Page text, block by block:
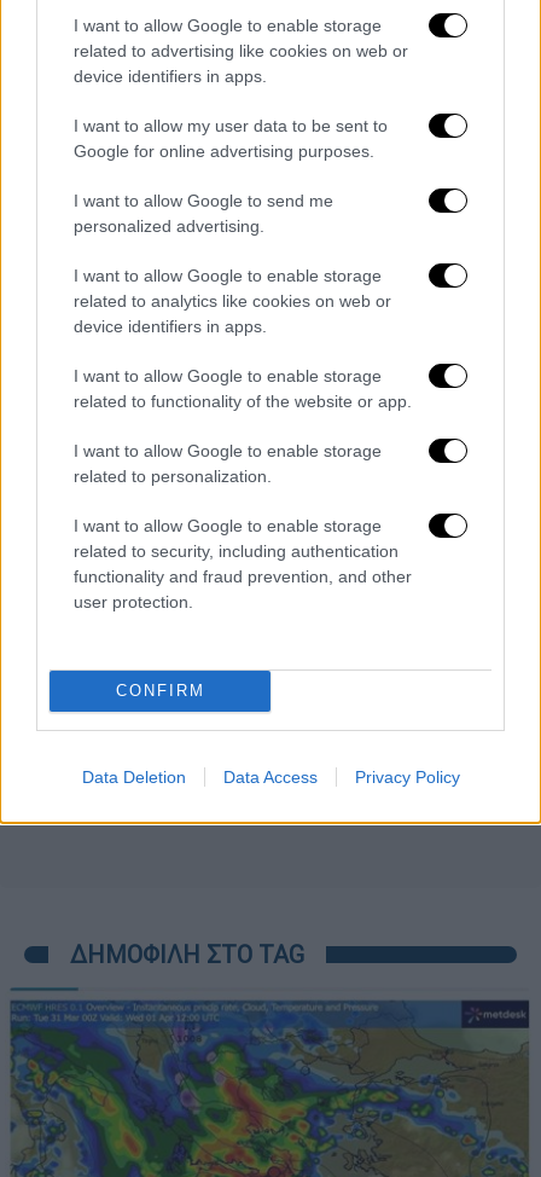
I want to allow Google to enable storage
related to advertising like cookies on web or
device identifiers in apps.
I want to allow my user data to be sent to
Google for online advertising purposes.
I want to allow Google to send me
personalized advertising.
I want to allow Google to enable storage
related to analytics like cookies on web or
device identifiers in apps.
I want to allow Google to enable storage
related to functionality of the website or app.
I want to allow Google to enable storage
related to personalization.
I want to allow Google to enable storage
related to security, including authentication
functionality and fraud prevention, and other
user protection.
CONFIRM
Data Deletion Data Access Privacy Policy
Ελλάδα|25.11.2018 08:45
Έρχεται η «Πηνελόπη»: Καταιγίδες,
βοριάδες, χαλάζι και... χιόνια
Επιδείνωση του καιρού με νέο βαρομετρικό
χαμηλό να κινείται προς τη χώρα μας - Πού
θα χτυπήσουν τα φαινόμενα
ΑΛΛΑ #TAGS
καιρός
κακοκαιρία
Εθνική Μετεωρολογική Υπηρεσία
θάλασσα
Ωρωπός
ΔΗΜΟΦΙΛΗ ΣΤΟ TAG